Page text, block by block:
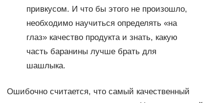
привкусом. И что бы этого не произошло,
необходимо научиться определять «на
глаз» качество продукта и знать, какую
часть баранины лучше брать для
шашлыка.
Ошибочно считается, что самый качественный